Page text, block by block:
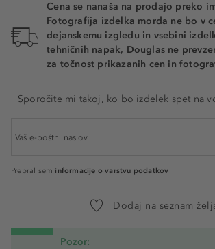
Cena se nanaša na prodajo preko
Fotografija izdelka morda ne bo v
dejanskemu izgledu in vsebini
tehničnih napak, Douglas ne
za točnost prikazanih cen in
Sporočite mi takoj, ko bo izdelek spet na
Prebral sem informacije o varstvu podatkov
Dodaj na seznam
Pozor: